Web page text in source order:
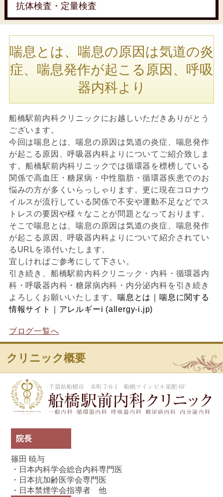
抗体検査・定量検査
喘息とは、喘息の原因は気道の炎
症、喘息発作が起こる原因、呼吸
器内科より
船橋駅前内科クリニックにお越しいただきありがとう
ございます。
今回は喘息とは、喘息の原因は気道の炎症、喘息発作
が起こる原因、呼吸器内科よりについてご紹介致しま
す。船橋駅前内科リニックでは循環器を標榜している
関係で高血圧・糖尿病・中性脂肪・循環器疾患でのお
悩みの方が多くいらっしゃります。更に現在コロナウ
イルスが流行している関係で不安や運動不足などでス
トレスの要因や様々なことが問題となっております。
そこで喘息とは、喘息の原因は気道の炎症、喘息発作
が起こる原因、呼吸器内科よりについて紹介されてい
るURLを添付いたします。
宜しければご参考にして下さい。
引き続き、船橋駅前内科クリニック・内科・循環器内
科・呼吸器内科・糖尿病内科・内分泌内科を引き続き
よろしくお願いいたします。 喘息とは｜喘息に関する
情報サイト｜アレルギーi (allergy-i.jp)
ブログ一覧へ
クリニック概要
院長
篠田 暁与
・日本内科学会総合内科専門医
・日本抗加齢医学会専門医
・日本禁煙学会指導者 他